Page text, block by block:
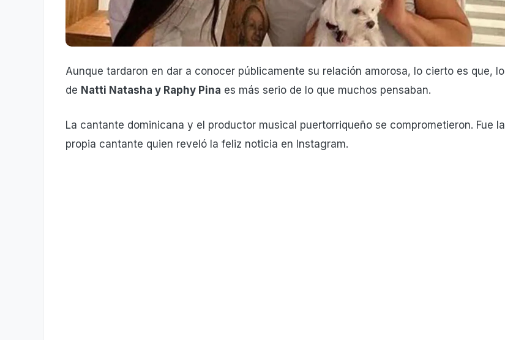
Aunque tardaron en dar a conocer públicamente su relación amorosa, lo cierto es que, lo
de Natti Natasha y Raphy Pina es más serio de lo que muchos pensaban.
La cantante dominicana y el productor musical puertorriqueño se comprometieron. Fue la
propia cantante quien reveló la feliz noticia en Instagram.